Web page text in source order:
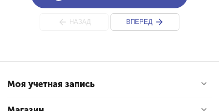
НАЗАД ВПЕРЕД
Моя учетная запись